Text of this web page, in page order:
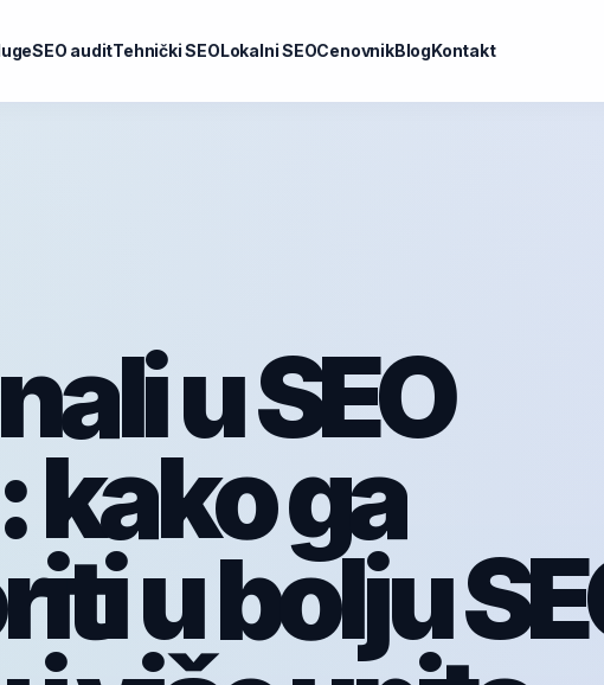
SEO auditTehnički SEOLokalni SEOCenovnikBlogKontakt
u SEO
ga
u bolju